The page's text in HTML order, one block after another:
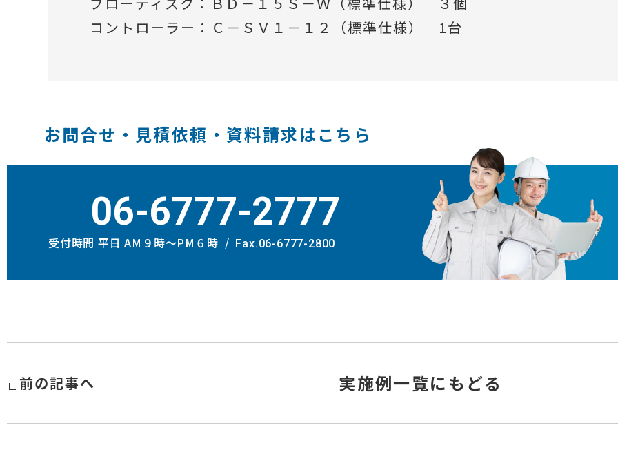
コントローラー：Ｃ－ＳＶ１－１２（標準仕様） 1台
お問合せ・見積依頼・資料請求はこちら
06-6777-2777
受付時間 平日 AM９時〜PM６時 Fax.06-6777-2800
前の記事へ 実施例一覧にもどる